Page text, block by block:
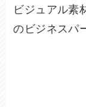
ビジュアル素
のビジネスパ